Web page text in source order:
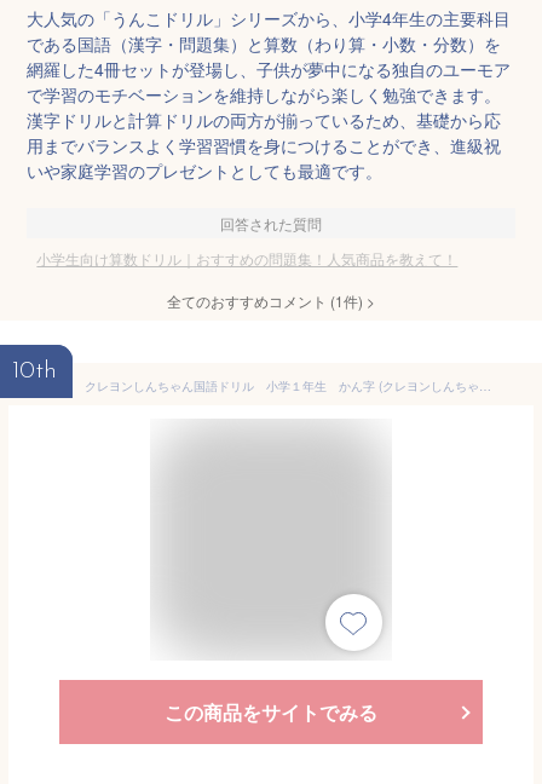
大人気の「うんこドリル」シリーズから、小学4年生の主要科目
である国語（漢字・問題集）と算数（わり算・小数・分数）を
網羅した4冊セットが登場し、子供が夢中になる独自のユーモア
で学習のモチベーションを維持しながら楽しく勉強できます。
漢字ドリルと計算ドリルの両方が揃っているため、基礎から応
用までバランスよく学習習慣を身につけることができ、進級祝
いや家庭学習のプレゼントとしても最適です。
回答された質問
小学生向け算数ドリル｜おすすめの問題集！人気商品を教えて！
全てのおすすめコメント (1件) >
10th
クレヨンしんちゃん国語ドリル 小学１年生 かん字 (クレヨンしんちゃんドリルシリーズ)
この商品をサイトでみる